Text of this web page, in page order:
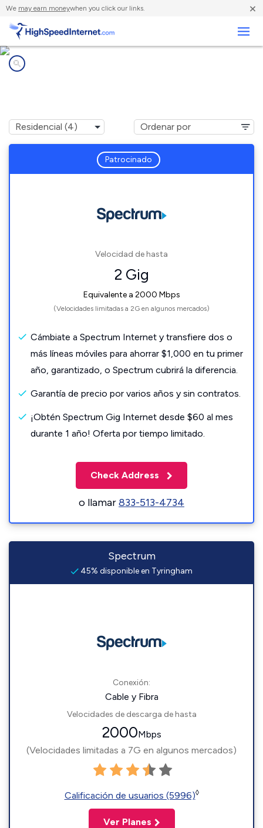
We may earn moneywhen you click our links. ×
Patrocinado
Velocidad de hasta
2 Gig
Equivalente a 2000 Mbps
(Velocidades limitadas a 2G en algunos mercados)
Cámbiate a Spectrum Internet y transfiere dos o
más líneas móviles para ahorrar $1,000 en tu primer
año, garantizado, o Spectrum cubrirá la diferencia.
Garantía de precio por varios años y sin contratos.
¡Obtén Spectrum Gig Internet desde $60 al mes
durante 1 año! Oferta por tiempo limitado.
Check Address
o llamar833-513-4734
Spectrum
45% disponible en Tyringham
Conexión:
Cable y Fibra
Velocidades de descarga de hasta
2000Mbps
(Velocidades limitadas a 7G en algunos mercados)
Calificación de usuarios (5996)◊
Ver Planes